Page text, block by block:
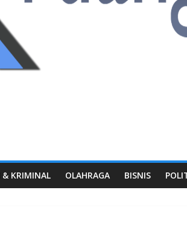
& KRIMINAL OLAHRAGA BISNIS